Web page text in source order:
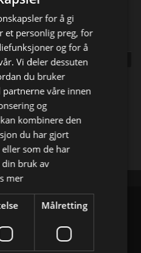
X
for å gi
et personlig preg, for
og for å
Vi deler dessuten
du bruker
våre innen
og
kombinere den
du har gjort
som de har
bruk av
mer
Målretting